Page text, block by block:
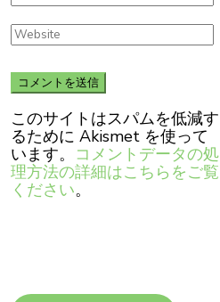
このサイトはスパムを低減す
るために Akismet を使って
います。 コメントデータの処
理方法の詳細はこちらをご覧
ください。